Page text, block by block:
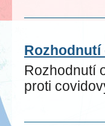
Rozhodnutí
Rozhodnutí
proti